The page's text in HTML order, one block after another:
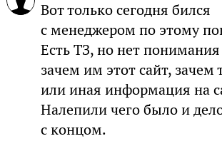
Вот только сегодня бился
с менеджером по этому
Есть ТЗ, но нет
зачем им этот сайт, зачем
или иная информация на
Налепили чего было и
с концом.